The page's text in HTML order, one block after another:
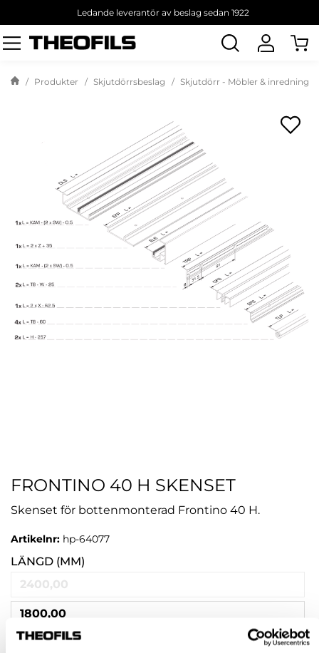
Ledande leverantör av beslag sedan 1922
Sök
produkt
Produkter Skjutdörrsbeslag Skjutdörr - Möbler & inredning
FRONTINO 40 H SKENSET
Skenset för bottenmonterad Frontino 40 H.
Artikelnr: hp-64077
LÄNGD (MM)
2400,00
1800,00